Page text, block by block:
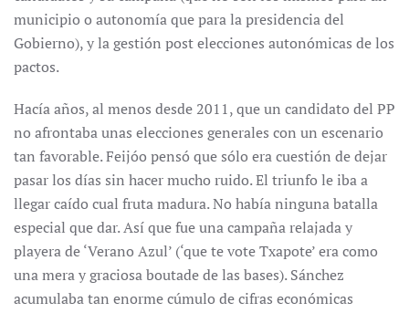
municipio o autonomía que para la presidencia del
Gobierno), y la gestión post elecciones autonómicas de los
pactos.
Hacía años, al menos desde 2011, que un candidato del PP
no afrontaba unas elecciones generales con un escenario
tan favorable. Feijóo pensó que sólo era cuestión de dejar
pasar los días sin hacer mucho ruido. El triunfo le iba a
llegar caído cual fruta madura. No había ninguna batalla
especial que dar. Así que fue una campaña relajada y
playera de ‘Verano Azul’ (‘que te vote Txapote’ era como
una mera y graciosa boutade de las bases). Sánchez
acumulaba tan enorme cúmulo de cifras económicas